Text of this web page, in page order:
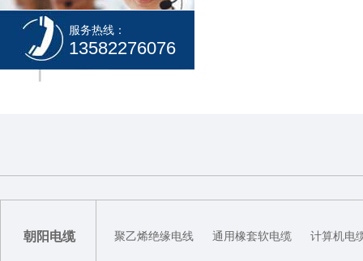
服务热线：
13582276076
朝阳电缆 聚乙烯绝缘电线 通用橡套软电缆 计算机电